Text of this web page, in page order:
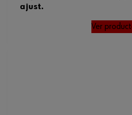
ajust.
Ver